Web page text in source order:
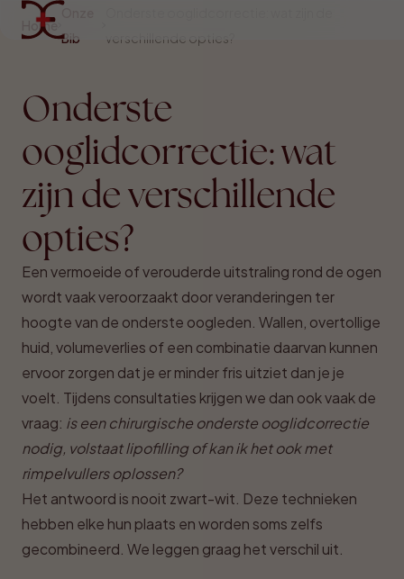
Home
Bib
verschillende opties?
Onderste
ooglidcorrectie: wat
zijn de verschillende
opties?
Een vermoeide of verouderde uitstraling rond de ogen
wordt vaak veroorzaakt door veranderingen ter
hoogte van de onderste oogleden. Wallen, overtollige
huid, volumeverlies of een combinatie daarvan kunnen
ervoor zorgen dat je er minder fris uitziet dan je je
voelt. Tijdens consultaties krijgen we dan ook vaak de
vraag: is een chirurgische onderste ooglidcorrectie
nodig, volstaat lipofilling of kan ik het ook met
rimpelvullers oplossen?
Het antwoord is nooit zwart-wit. Deze technieken
hebben elke hun plaats en worden soms zelfs
gecombineerd. We leggen graag het verschil uit.